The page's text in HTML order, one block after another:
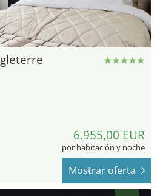
6.955,00 EUR
por habitación y noche
Mostrar oferta